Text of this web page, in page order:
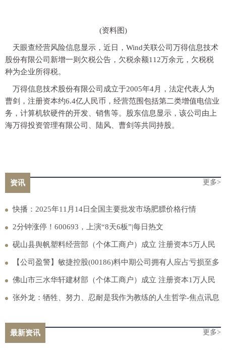
(资料图)
天眼查经营风险信息显示，近日，Wind关联公司万得信息技术
股份有限公司新增一则欠税公告，欠税余额112万余元，欠税税
种为企业所得税。
万得信息技术股份有限公司成立于2005年4月，法定代表人为
曹剑，注册资本约6.4亿人民币，经营范围包括第二类增值电信业
务，计算机软硬件的开发、销售等。股东信息显示，该公司由上
海万得投资管理有限公司、陆风、曹剑等共同持股。
资讯 更多>
快播：2025年11月14日全国主要批发市场肥膘价格行情
2分钟涨停！600693，上演“8天6板”|每日热文
砚山县舆帆塑料经营部（个体工商户）成立 注册资本5万人民
币-播报
【公司盈警】敏捷控股(00186)料中期公司拥有人应占亏损至多
1500万港元|热推荐
佛山市三水华轩建材部（个体工商户）成立 注册资本1万人民
币
张外龙：牺牲、努力、忍耐是我作为教练的人生哲学-焦点讯息
最新资讯 更多>